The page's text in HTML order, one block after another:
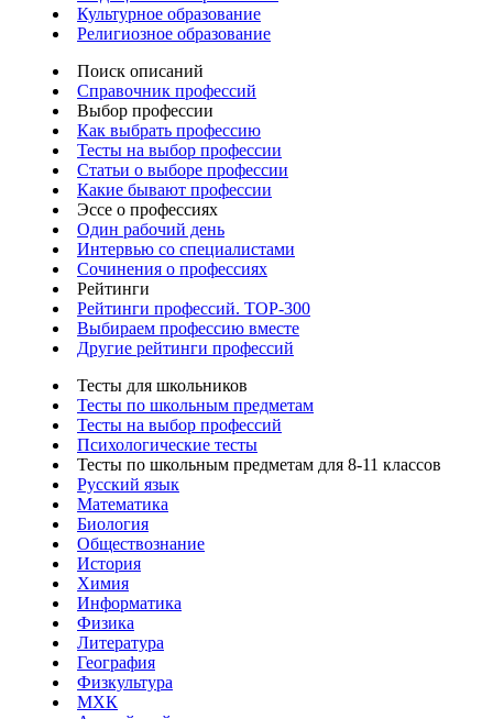
Культурное образование
Религиозное образование
Поиск описаний
Справочник профессий
Выбор профессии
Как выбрать профессию
Тесты на выбор профессии
Статьи о выборе профессии
Какие бывают профессии
Эссе о профессиях
Один рабочий день
Интервью со специалистами
Сочинения о профессиях
Рейтинги
Рейтинги профессий. TOP-300
Выбираем профессию вместе
Другие рейтинги профессий
Тесты для школьников
Тесты по школьным предметам
Тесты на выбор профессий
Психологические тесты
Тесты по школьным предметам для 8-11 классов
Русский язык
Математика
Биология
Обществознание
История
Химия
Информатика
Физика
Литература
География
Физкультура
МХК